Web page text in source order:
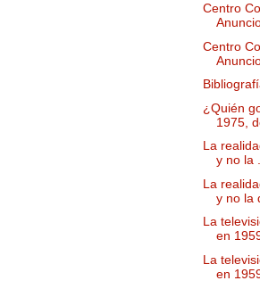
Centro
Centro
¿Quién
1975,
La
y no la
La
y no la
La
en
La
en